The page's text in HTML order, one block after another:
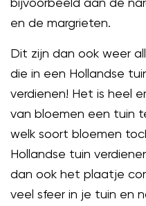
en de margrieten.
Dit zijn dan ook weer
die in een Hollandse
verdienen! Het is heel
van bloemen een tuin
welk soort bloemen
Hollandse tuin
dan ook het plaatje
veel sfeer in je tuin en